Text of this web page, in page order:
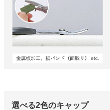
選べる2色のキャップ